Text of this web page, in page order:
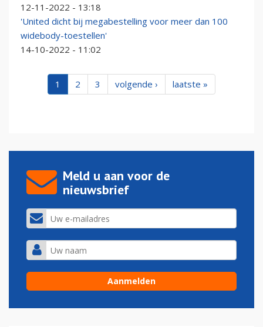
12-11-2022 - 13:18
'United dicht bij megabestelling voor meer dan 100
widebody-toestellen'
14-10-2022 - 11:02
1 2 3 volgende › laatste »
Meld u aan voor de
nieuwsbrief